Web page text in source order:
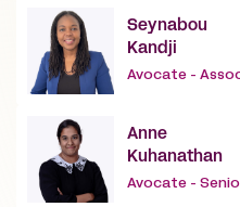
Seynabou
Kandji
Avocate -
Anne
Kuhanathan
Avocate -